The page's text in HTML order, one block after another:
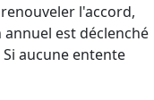
l'accord,
est déclenché
aucune entente